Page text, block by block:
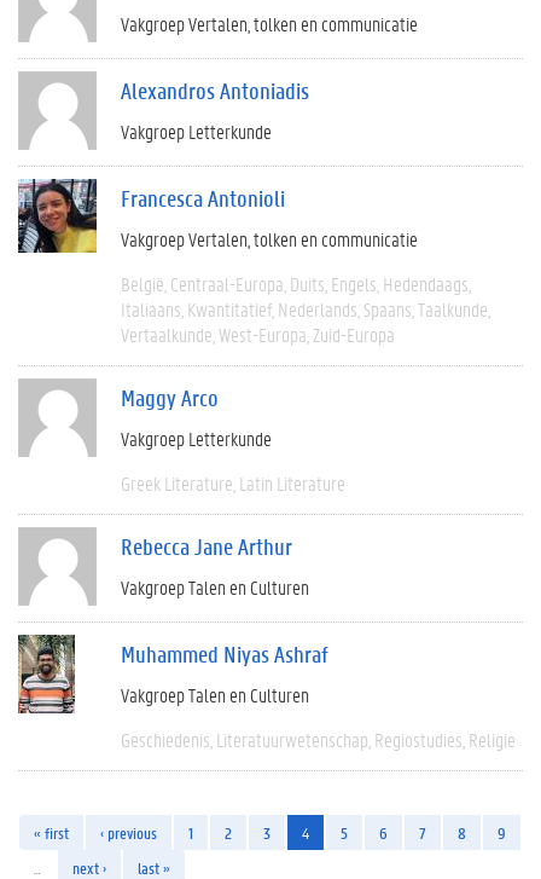
Vakgroep Vertalen, tolken en communicatie
Alexandros Antoniadis
Vakgroep Letterkunde
Francesca Antonioli
Vakgroep Vertalen, tolken en communicatie
België Centraal-Europa Duits Engels Hedendaags
Italiaans Kwantitatief Nederlands Spaans Taalkunde
Vertaalkunde West-Europa Zuid-Europa
Maggy Arco
Vakgroep Letterkunde
Greek Literature Latin Literature
Rebecca Jane Arthur
Vakgroep Talen en Culturen
Muhammed Niyas Ashraf
Vakgroep Talen en Culturen
Geschiedenis Literatuurwetenschap Regiostudies Religie
« first ‹ previous 1 2 3 4 5 6 7 8
9
next › last »